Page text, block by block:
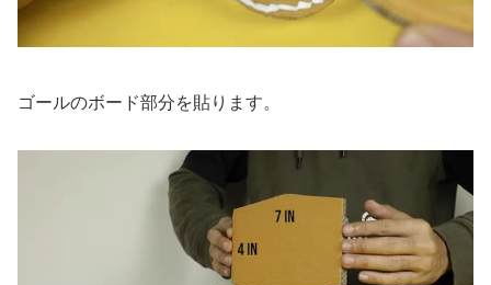
ゴールのボード部分を貼ります。